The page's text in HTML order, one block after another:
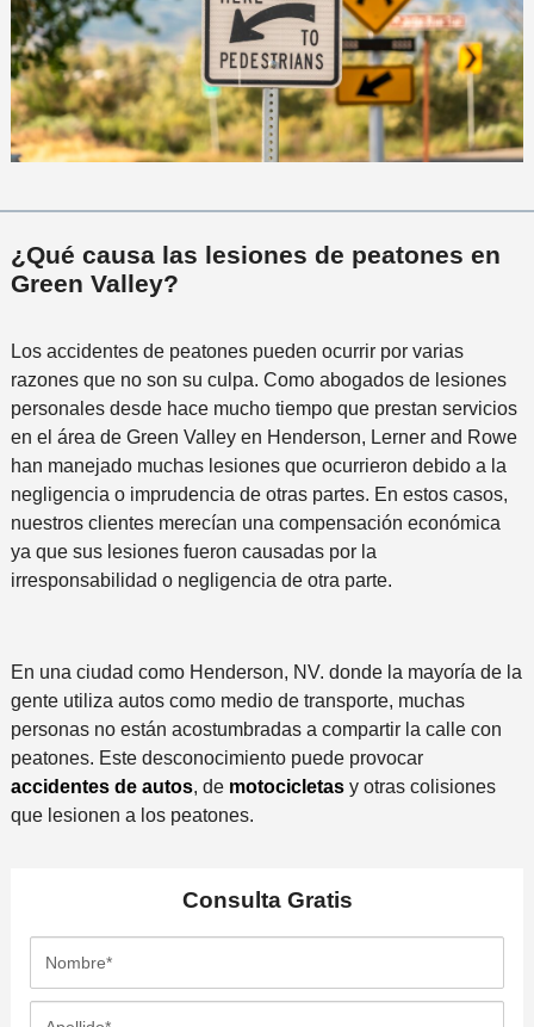
¿Qué causa las lesiones de peatones en
Green Valley?
Los accidentes de peatones pueden ocurrir por varias
razones que no son su culpa. Como abogados de lesiones
personales desde hace mucho tiempo que prestan servicios
en el área de Green Valley en Henderson, Lerner and Rowe
han manejado muchas lesiones que ocurrieron debido a la
negligencia o imprudencia de otras partes. En estos casos,
nuestros clientes merecían una compensación económica
ya que sus lesiones fueron causadas por la
irresponsabilidad o negligencia de otra parte.
En una ciudad como Henderson, NV. donde la mayoría de la
gente utiliza autos como medio de transporte, muchas
personas no están acostumbradas a compartir la calle con
peatones. Este desconocimiento puede provocar
accidentes de autos, de motocicletasy otras colisiones
que lesionen a los peatones.
Consulta Gratis
m